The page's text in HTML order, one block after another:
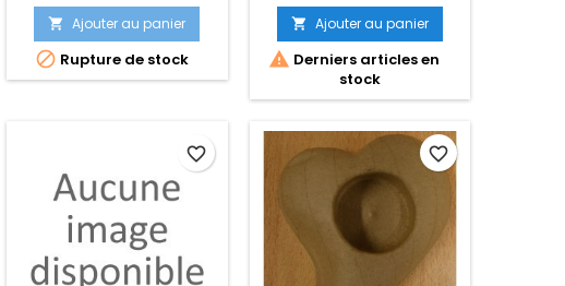
 Ajouter au panier
 Rupture de stock
 Ajouter au panier
 Derniers articles en
stock
favorite_border favorite_border